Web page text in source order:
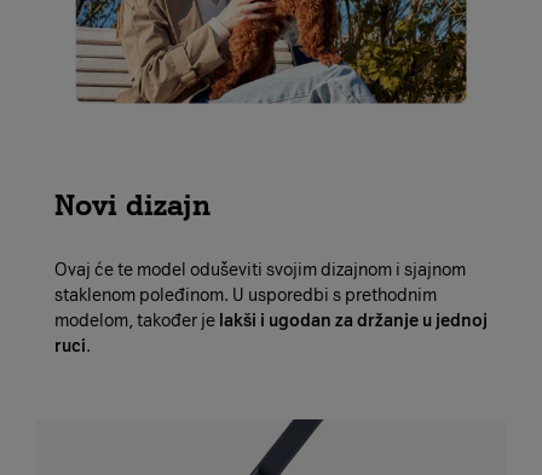
Novi dizajn
Ovaj će te model oduševiti svojim dizajnom i sjajnom
staklenom poleđinom. U usporedbi s prethodnim
modelom, također je lakši i ugodan za držanje u jednoj
ruci.